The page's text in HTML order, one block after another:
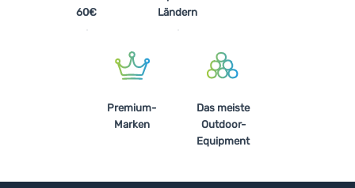
60€
Ländern
Premium-
Marken
Das meiste
Outdoor-
Equipment